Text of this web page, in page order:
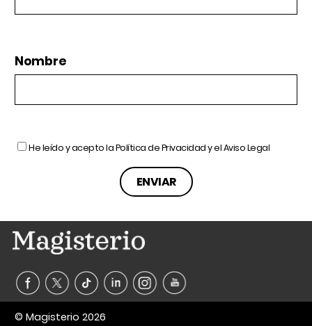
Nombre
He leído y acepto laPolítica de Privacidady elAviso Legal
© Magisterio 2026